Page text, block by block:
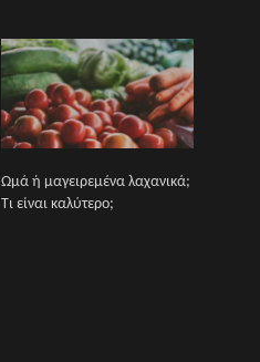
Ωμά ή μαγειρεμένα λαχανικά;
Τι είναι καλύτερο;